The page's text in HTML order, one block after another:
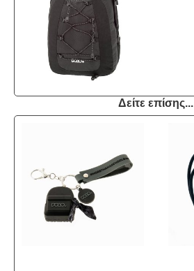
Δείτε επίσης...